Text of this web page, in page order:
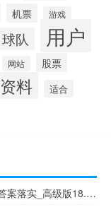
机票 游戏
球队 用户
网站 股票
资料 适合
2024管家婆资料正版大全澳门，后辈精选答案落实_高级版18.766